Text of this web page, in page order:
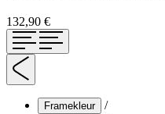
132,90 €
Framekleur /